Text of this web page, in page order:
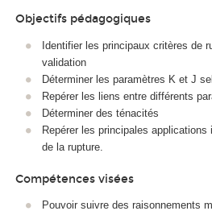
Objectifs pédagogiques
Identifier les principaux critères de
validation
Déterminer les paramètres K et J
Repérer les liens entre différents
Déterminer des ténacités
Repérer les principales
de la rupture.
Compétences visées
Pouvoir suivre des raisonnements